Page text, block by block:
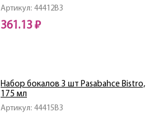
Артикул: 44412B3
361.13 ₽
Артикул: 44415B3
Набор бокалов 3 шт Pasabahce Bistro,
175 мл